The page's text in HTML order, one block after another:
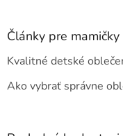
Články pre mamičky
Kvalitné detské
Ako vybrať správne